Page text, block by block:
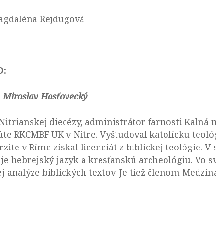
Rejdugová
Miroslav Hosťovecký
diecézy, administrátor farnosti Kalná
RKCMBF UK v Nitre. Vyštudoval katolícku
v Ríme získal licenciát z biblickej teológie. V
hebrejský jazyk a kresťanskú archeológiu. Vo
analýze biblických textov. Je tiež členom